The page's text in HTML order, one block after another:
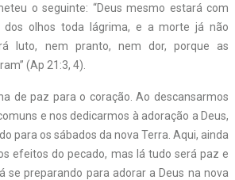
o seguinte: “Deus mesmo estará com
dos olhos toda lágrima, e a morte já não
luto, nem pranto, nem dor, porque as
(Ap 21:3, 4).
de paz para o coração. Ao descansarmos
e nos dedicarmos à adoração a Deus,
para os sábados da nova Terra. Aqui, ainda
efeitos do pecado, mas lá tudo será paz e
se preparando para adorar a Deus na nova